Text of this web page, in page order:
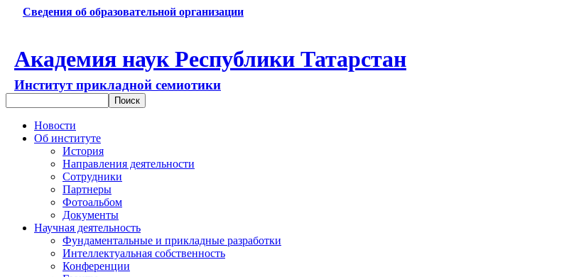
Сведения об образовательной организации
Академия наук Республики Татарстан
Институт прикладной семиотики
Новости
Об институте
История
Направления деятельности
Сотрудники
Партнеры
Фотоальбом
Документы
Научная деятельность
Фундаментальные и прикладные разработки
Интеллектуальная собственность
Конференции